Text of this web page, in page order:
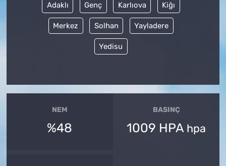
Adaklı Genç Karlıova Kiğı
Merkez Solhan Yayladere
Yedisu
NEM
%48
BASINÇ
1009 HPA hpa